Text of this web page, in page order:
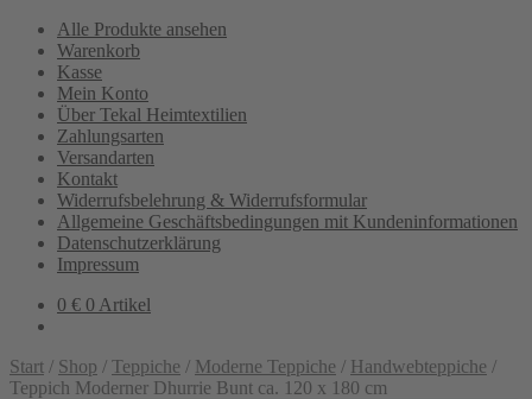
Alle Produkte ansehen
Warenkorb
Kasse
Mein Konto
Über Tekal Heimtextilien
Zahlungsarten
Versandarten
Kontakt
Widerrufsbelehrung & Widerrufsformular
Allgemeine Geschäftsbedingungen mit Kundeninformationen
Datenschutzerklärung
Impressum
0 € 0 Artikel
Start / Shop / Teppiche / Moderne Teppiche / Handwebteppiche /
Teppich Moderner Dhurrie Bunt ca. 120 x 180 cm